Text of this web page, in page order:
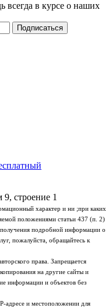
всегда в курсе о наших
строение 1
характер и ни ;при каких
положениями статьи 437 (п. 2)
подробной информации о
пожалуйста, обращайтесь к
права. Запрещается
на другие сайты и
информации и объектов без
адресе и местоположении для